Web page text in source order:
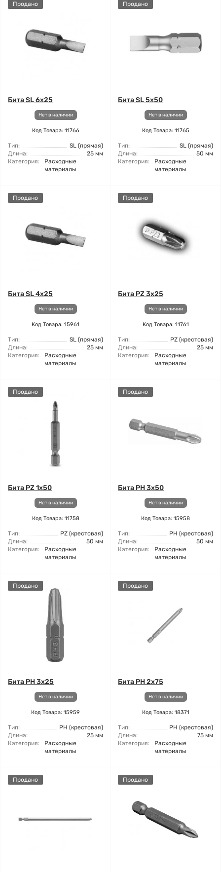
Продано
Бита SL 6x25
Нет в наличии
Код Товара: 11766
Тип:
SL (прямая)
Длина:
25 мм
Категория:
Расходные
материалы
Продано
Бита SL 5x50
Нет в наличии
Код Товара: 11765
Тип:
SL (прямая)
Длина:
50 мм
Категория:
Расходные
материалы
Продано
Бита SL 4x25
Нет в наличии
Код Товара: 15961
Тип:
SL (прямая)
Длина:
25 мм
Категория:
Расходные
материалы
Продано
Бита PZ 3x25
Нет в наличии
Код Товара: 11761
Тип:
PZ (крестовая)
Длина:
25 мм
Категория:
Расходные
материалы
Продано
Бита PZ 1x50
Нет в наличии
Код Товара: 11758
Тип:
PZ (крестовая)
Длина:
50 мм
Категория:
Расходные
материалы
Продано
Бита PH 3x50
Нет в наличии
Код Товара: 15958
Тип:
РН (крестовая)
Длина:
50 мм
Категория:
Расходные
материалы
Продано
Бита PH 3x25
Нет в наличии
Код Товара: 15959
Тип:
РН (крестовая)
Длина:
25 мм
Категория:
Расходные
материалы
Продано
Бита PH 2x75
Нет в наличии
Код Товара: 18371
Тип:
РН (крестовая)
Длина:
75 мм
Категория:
Расходные
материалы
Продано Продано